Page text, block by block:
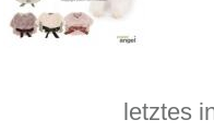
letztes